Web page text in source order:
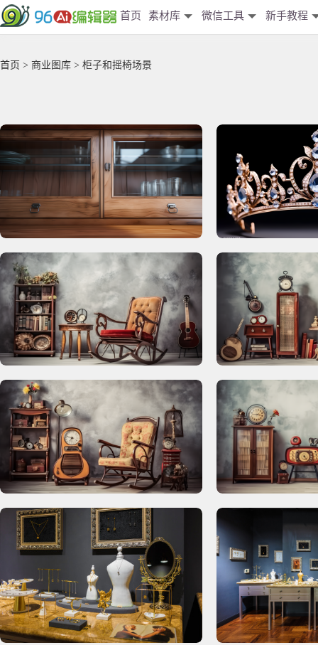
首页 素材库 微信工具 新手教程
首页 > 商业图库 > 柜子和摇椅场景